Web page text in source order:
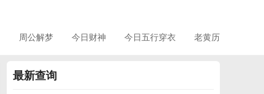
周公解梦 今日财神 今日五行穿衣 老黄历
最新查询